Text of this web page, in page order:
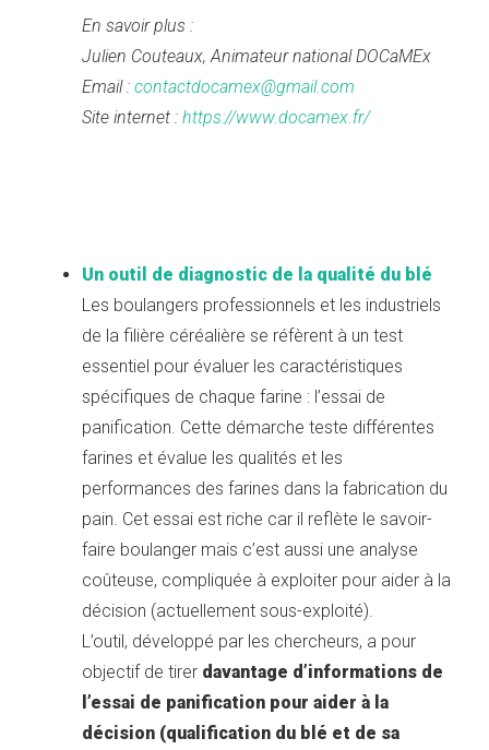
En savoir plus :
Julien Couteaux, Animateur national DOCaMEx
Email : contactdocamex@gmail.com
Site internet : https://www.docamex.fr/
Un outil de diagnostic de la qualité du blé
Les boulangers professionnels et les industriels
de la filière céréalière se réfèrent à un test
essentiel pour évaluer les caractéristiques
spécifiques de chaque farine : l’essai de
panification. Cette démarche teste différentes
farines et évalue les qualités et les
performances des farines dans la fabrication du
pain. Cet essai est riche car il reflète le savoir-
faire boulanger mais c’est aussi une analyse
coûteuse, compliquée à exploiter pour aider à la
décision (actuellement sous-exploité).
L’outil, développé par les chercheurs, a pour
objectif de tirer davantage d’informations de
l’essai de panification pour aider à la
décision (qualification du blé et de sa